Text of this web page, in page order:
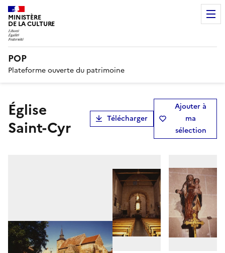
MINISTÈRE
DE LA CULTURE
POP
Plateforme ouverte du patrimoine
Église
Saint-Cyr
Télécharger
Ajouter à
ma
sélection